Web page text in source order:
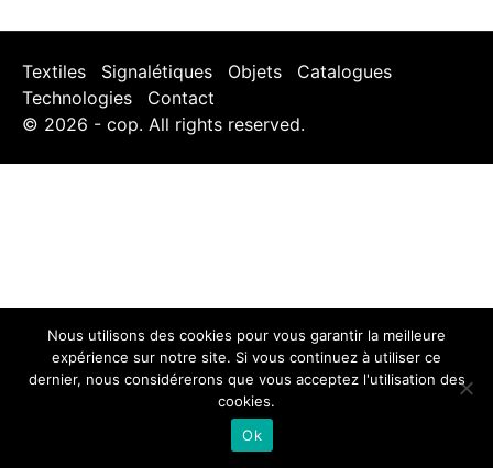
Textiles Signalétiques Objets
Catalogues
Technologies
Contact
© 2026 - cop. All rights reserved.
Nous utilisons des cookies pour vous garantir la meilleure
expérience sur notre site. Si vous continuez à utiliser ce
dernier, nous considérerons que vous acceptez l'utilisation des
cookies.
Ok